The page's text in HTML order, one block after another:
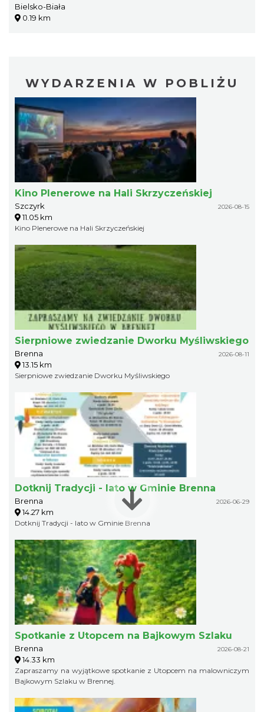
Bielsko-Biała
0.19 km
WYDARZENIA W POBLIŻU
Kino Plenerowe na Hali Skrzyczeńskiej
Szczyrk 2026-08-15
11.05 km
Kino Plenerowe na Hali Skrzyczeńskiej
Sierpniowe zwiedzanie Dworku Myśliwskiego
Brenna 2026-08-11
13.15 km
Sierpniowe zwiedzanie Dworku Myśliwskiego
Dotknij Tradycji - lato w Gminie Brenna
Brenna 2026-06-29
14.27 km
Dotknij Tradycji - lato w Gminie Brenna
Spotkanie z Utopcem na Bajkowym Szlaku
Brenna 2026-08-21
14.33 km
Zapraszamy na wyjątkowe spotkanie z Utopcem na malowniczym
Bajkowym Szlaku w Brennej.